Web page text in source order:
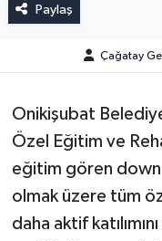
Paylaş
Çağatay
Onikişubat
Özel Eğitim ve
eğitim gören
olmak üzere tüm
daha aktif